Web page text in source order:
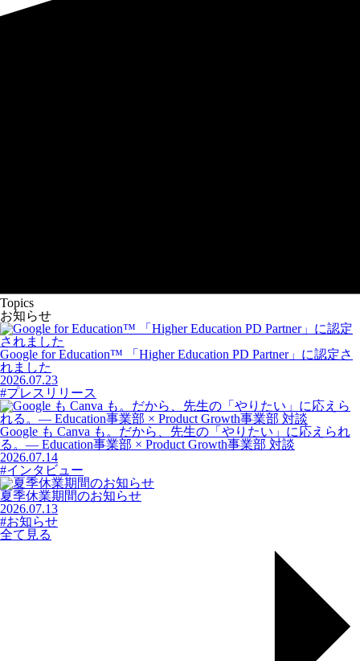
Topics
お知らせ
Google for Education™ 「Higher Education PD Partner」に認定さ
れました
2026.07.23
#プレスリリース
Google も Canva も。だから、先生の「やりたい」に応えられ
る。― Education事業部 × Product Growth事業部 対談
2026.07.14
#インタビュー
夏季休業期間のお知らせ
2026.07.13
#お知らせ
全て見る